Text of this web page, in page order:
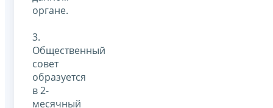
органе.
3.
Общественный
совет
образуется
в 2-
месячный